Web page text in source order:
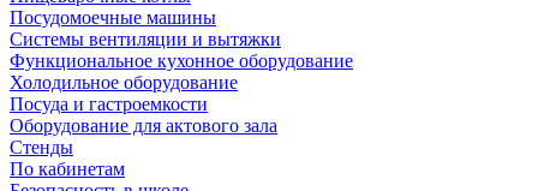
Посудомоечные машины
Системы вентиляции и вытяжки
Функциональное кухонное оборудование
Холодильное оборудование
Посуда и гастроемкости
Оборудование для актового зала
Стенды
По кабинетам